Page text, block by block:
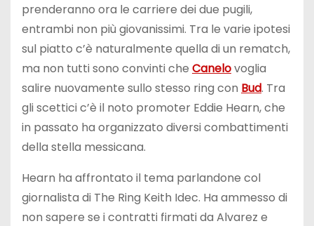
prenderanno ora le carriere dei due pugili,
entrambi non più giovanissimi. Tra le varie ipotesi
sul piatto c’è naturalmente quella di un rematch,
ma non tutti sono convinti che Canelovoglia
salire nuovamente sullo stesso ring con Bud. Tra
gli scettici c’è il noto promoter Eddie Hearn, che
in passato ha organizzato diversi combattimenti
della stella messicana.
Hearn ha affrontato il tema parlandone col
giornalista di The Ring Keith Idec. Ha ammesso di
non sapere se i contratti firmati da Alvarez e